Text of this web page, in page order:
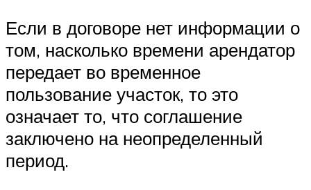
Если в договоре нет информации о
том, насколько времени арендатор
передает во временное
пользование участок, то это
означает то, что соглашение
заключено на неопределенный
период.